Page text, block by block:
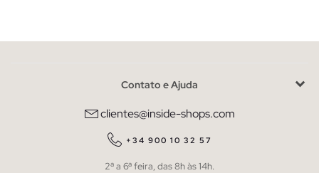
Contato e Ajuda
clientes@inside-shops.com
+34 900 10 32 57
2ª a 6ª feira, das 8h às 14h.